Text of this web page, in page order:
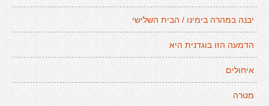
יבנה במהרה בימינו / הבית השלישי
הדמעה הזו בוגדנית היא
איחולים
מטרה